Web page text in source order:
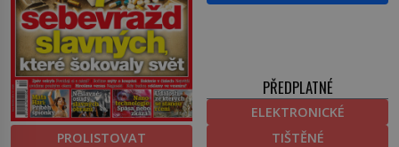
PROLISTOVAT
PŘEDPLATNÉ
ELEKTRONICKÉ
TIŠTĚNÉ